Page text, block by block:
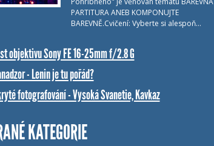
PARTITURA ANEB KOMPONUJTE
BAREVNĚ.Cvičení: Vyberte si alespoň…
objektivu Sony FE 16-25mm f/2.8 G
- Lenin je tu pořád?
fotografování - Vysoká Svanetie, Kavkaz
KATEGORIE